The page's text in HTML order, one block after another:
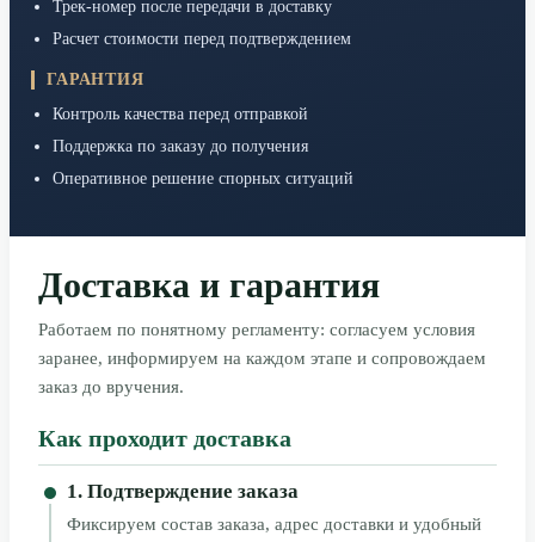
Трек-номер после передачи в доставку
Расчет стоимости перед подтверждением
ГАРАНТИЯ
Контроль качества перед отправкой
Поддержка по заказу до получения
Оперативное решение спорных ситуаций
Доставка и гарантия
Работаем по понятному регламенту: согласуем условия
заранее, информируем на каждом этапе и сопровождаем
заказ до вручения.
Как проходит доставка
1. Подтверждение заказа
Фиксируем состав заказа, адрес доставки и удобный